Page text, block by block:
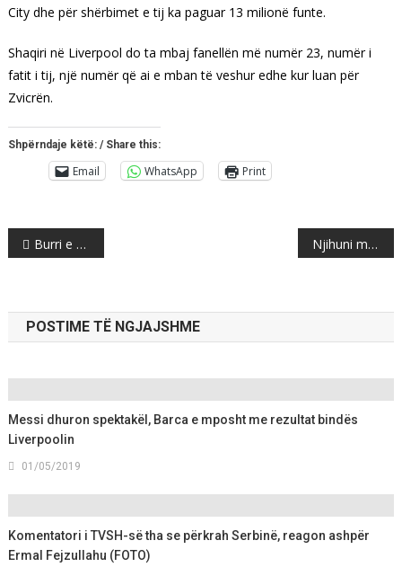
City dhe për shërbimet e tij ka paguar 13 milionë funte.
Shaqiri në Liverpool do ta mbaj fanellën më numër 23, numër i
fatit i tij, një numër që ai e mban të veshur edhe kur luan për
Zvicrën.
Shpërndaje këtë: / Share this:
Email WhatsApp Print
Post
navigation
Burri e tradhton me shoqet, modelja hakmerret keqazi (FOTO) Njihuni me vlerat e rralla të pjeshkës
POSTIME TË NGJAJSHME
Messi dhuron spektakël, Barca e mposht me rezultat bindës
Liverpoolin
01/05/2019
Komentatori i TVSH-së tha se përkrah Serbinë, reagon ashpër
Ermal Fejzullahu (FOTO)